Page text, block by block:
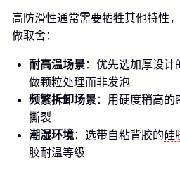
高防滑性通常需要牺牲其他特性
做取舍：
耐高温场景：优先选加厚设计
做颗粒处理而非发泡
频繁拆卸场景：用硬度稍高
撕裂
潮湿环境：选带自粘背胶的硅
胶耐温等级